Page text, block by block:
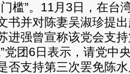
槛”。11月3日，在台
书并对陈妻吴淑珍提
进强曾宣称该党会支
党团6日表示，请党中
否支持第三次罢免陈